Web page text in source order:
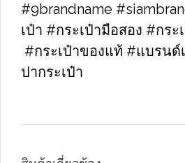
#9brandname
เป๋า ​#กระเป๋ามือสอง​ #กร
#กระเป๋าของแท้​ #แบรน
ปากระเป๋า